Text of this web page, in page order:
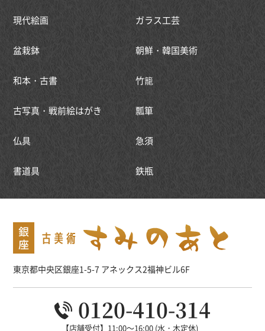
現代絵画 ガラス工芸
盆栽鉢 朝鮮・韓国美術
和本・古書 竹籠
古写真・戦前絵はがき 瓢箪
仏具 急須
書道具 鉄瓶
東京都中央区銀座1-5-7 アネックス2福神ビル6F
0120-410-314
【店舗受付】11:00～16:00 (水・木定休)